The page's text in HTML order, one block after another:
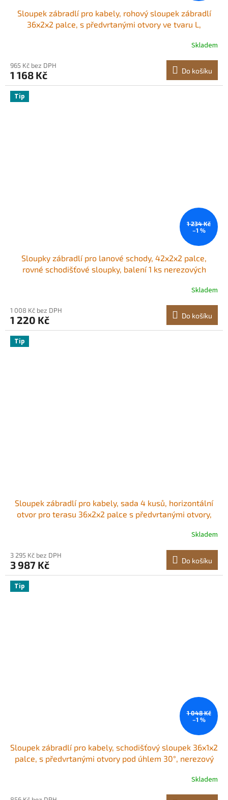
Sloupek zábradlí pro kabely, rohový sloupek zábradlí
36x2x2 palce, s předvrtanými otvory ve tvaru L,
zakřiveným držákem, balení po 1 kusu, černý,Skladem
965 Kč bez DPH
1 168 Kč Do košíku
Tip
1 234 Kč
–1 %
Sloupky zábradlí pro lanové schody, 42x2x2 palce,
rovné schodišťové sloupky, balení 1 ks nerezových
konzolou, sada zábradlí pro schody, černá,Skladem
1 008 Kč bez DPH
1 220 Kč Do košíku
Tip
Sloupek zábradlí pro kabely, sada 4 kusů, horizontální
otvor pro terasu 36x2x2 palce s předvrtanými otvory,
Skladem
3 295 Kč bez DPH
3 987 Kč Do košíku
Tip
1 048 Kč
–1 %
Sloupek zábradlí pro kabely, schodišťový sloupek 36x1x2
palce, s předvrtanými otvory pod úhlem 30°, nerezový
zakřiveným držákem, balení po 1 kusu, černý,Skladem